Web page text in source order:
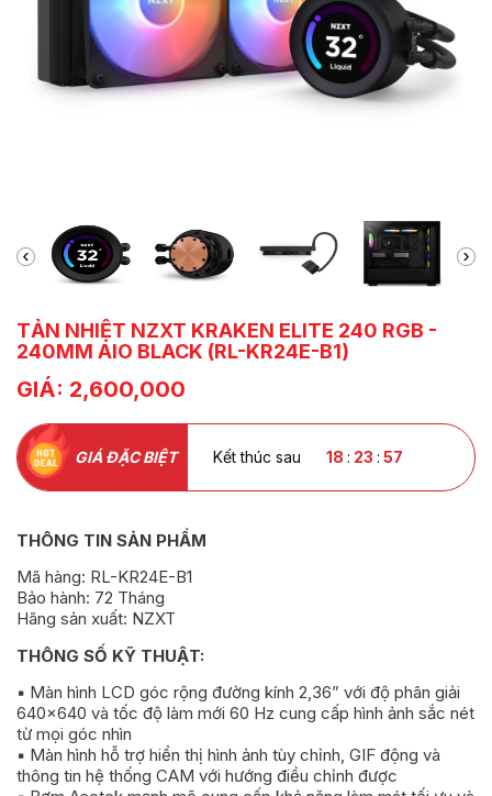
TẢN NHIỆT NZXT KRAKEN ELITE 240 RGB -
240MM AIO BLACK (RL-KR24E-B1)
GIÁ: 2,600,000
GIÁ ĐẶC BIỆT Kết thúc sau 18 : 23 : 55
THÔNG TIN SẢN PHẨM
Mã hàng: RL-KR24E-B1
Bảo hành: 72 Tháng
Hãng sản xuất: NZXT
THÔNG SỐ KỸ THUẬT:
▪️ Màn hình LCD góc rộng đường kính 2,36” với độ phân giải
640x640 và tốc độ làm mới 60 Hz cung cấp hình ảnh sắc nét
từ mọi góc nhìn
▪️ Màn hình hỗ trợ hiển thị hình ảnh tùy chỉnh, GIF động và
thông tin hệ thống CAM với hướng điều chỉnh được